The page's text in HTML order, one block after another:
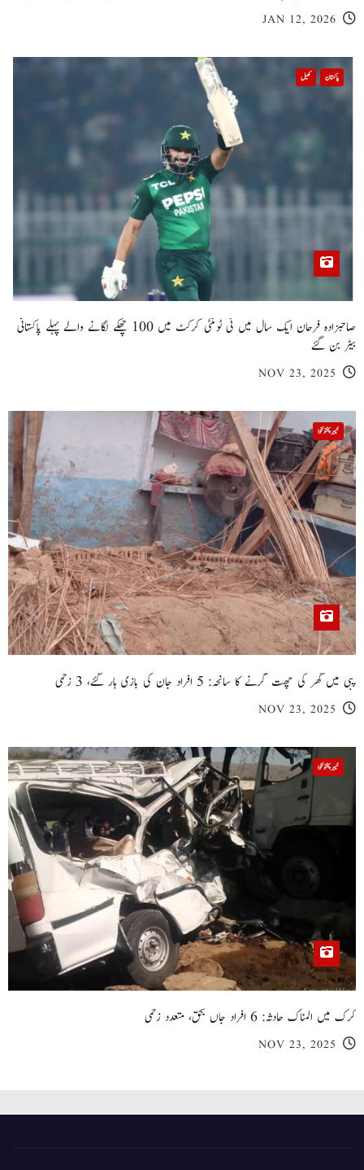
JAN 12, 2026
پاکستان کھیل
صاحبزادہ فرحان ایک سال میں ٹی ٹوئنٹی کرکٹ میں 100 چھکے لگانے والے پہلے پاکستانی
بیٹر بن گئے
NOV 23, 2025
خیبر پختونخوا
پبی میں گھر کی چھت گرنے کا سانحہ: 5 افراد جان کی بازی ہار گئے، 3 زخمی
NOV 23, 2025
خیبر پختونخوا
کرک میں المناک حادثہ: 6 افراد جاں بحق، متعدد زخمی
NOV 23, 2025